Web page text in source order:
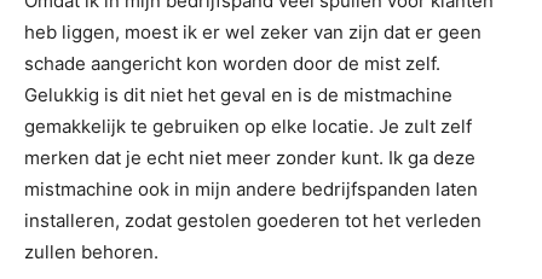
heb liggen, moest ik er wel zeker van zijn dat er geen
schade aangericht kon worden door de mist zelf.
Gelukkig is dit niet het geval en is de mistmachine
gemakkelijk te gebruiken op elke locatie. Je zult zelf
merken dat je echt niet meer zonder kunt. Ik ga deze
mistmachine ook in mijn andere bedrijfspanden laten
installeren, zodat gestolen goederen tot het verleden
zullen behoren.